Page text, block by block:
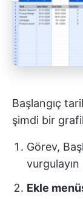
Başlangıç
şimdi bir
Görev,
vurgulayın
Ekle